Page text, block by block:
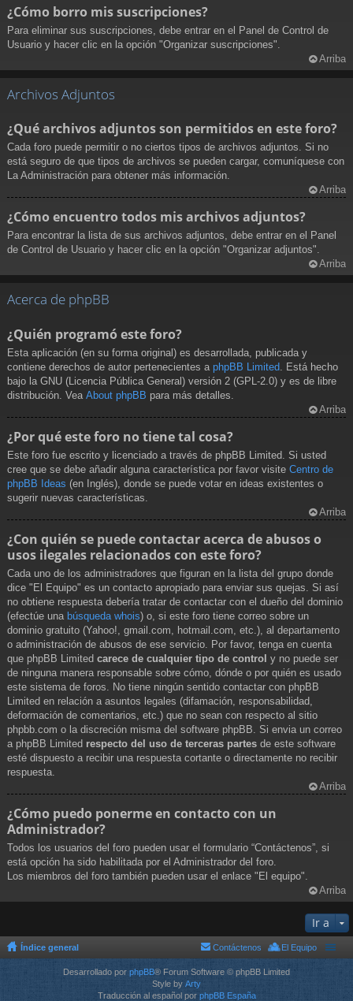
¿Cómo borro mis suscripciones?
Para eliminar sus suscripciones, debe entrar en el Panel de Control de
Usuario y hacer clic en la opción "Organizar suscripciones".
Arriba
Archivos Adjuntos
¿Qué archivos adjuntos son permitidos en este foro?
Cada foro puede permitir o no ciertos tipos de archivos adjuntos. Si no
está seguro de que tipos de archivos se pueden cargar, comuníquese con
La Administración para obtener más información.
Arriba
¿Cómo encuentro todos mis archivos adjuntos?
Para encontrar la lista de sus archivos adjuntos, debe entrar en el Panel
de Control de Usuario y hacer clic en la opción "Organizar adjuntos".
Arriba
Acerca de phpBB
¿Quién programó este foro?
Esta aplicación (en su forma original) es desarrollada, publicada y
contiene derechos de autor pertenecientes a phpBB Limited . Está hecho
bajo la GNU (Licencia Pública General) versión 2 (GPL-2.0) y es de libre
distribución. Vea About phpBB para más detalles.
Arriba
¿Por qué este foro no tiene tal cosa?
Este foro fue escrito y licenciado a través de phpBB Limited. Si usted
cree que se debe añadir alguna característica por favor visite Centro de
phpBB Ideas (en Inglés), donde se puede votar en ideas existentes o
sugerir nuevas características.
Arriba
¿Con quién se puede contactar acerca de abusos o
usos ilegales relacionados con este foro?
Cada uno de los administradores que figuran en la lista del grupo donde
dice "El Equipo" es un contacto apropiado para enviar sus quejas. Si así
no obtiene respuesta debería tratar de contactar con el dueño del dominio
(efectúe una búsqueda whois) o, si este foro tiene correo sobre un
dominio gratuito (Yahoo!, gmail.com, hotmail.com, etc.), al departamento
o administración de abusos de ese servicio. Por favor, tenga en cuenta
que phpBB Limited carece de cualquier tipo de control y no puede ser
de ninguna manera responsable sobre cómo, dónde o por quién es usado
este sistema de foros. No tiene ningún sentido contactar con phpBB
Limited en relación a asuntos legales (difamación, responsabilidad,
deformación de comentarios, etc.) que no sean con respecto al sitio
phpbb.com o la discreción misma del software phpBB. Si envia un correo
a phpBB Limited respecto del uso de terceras partes de este software
esté dispuesto a recibir una respuesta cortante o directamente no recibir
respuesta.
Arriba
¿Cómo puedo ponerme en contacto con un
Administrador?
Todos los usuarios del foro pueden usar el formulario “Contáctenos”, si
está opción ha sido habilitada por el Administrador del foro.
Los miembros del foro también pueden usar el enlace "El equipo".
Arriba
Ir a
Índice general El Equipo
Contáctenos
Desarrollado por phpBB® Forum Software © phpBB Limited
Style by Arty
Traducción al español por phpBB España